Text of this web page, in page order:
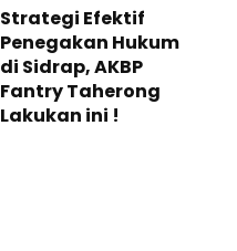
Strategi Efektif
Penegakan Hukum
di Sidrap, AKBP
Fantry Taherong
Lakukan ini !